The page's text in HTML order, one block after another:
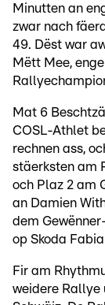
Minutten an
zwar nach
49. Dëst war
Mëtt Mee,
Mat 6
COSL-Athlet
rechnen ass,
stäerksten am
och Plaz 2 am
an Damien
dem
op Skoda
Fir am
weidere Rallye